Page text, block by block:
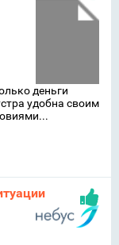
деньги
удобна своим